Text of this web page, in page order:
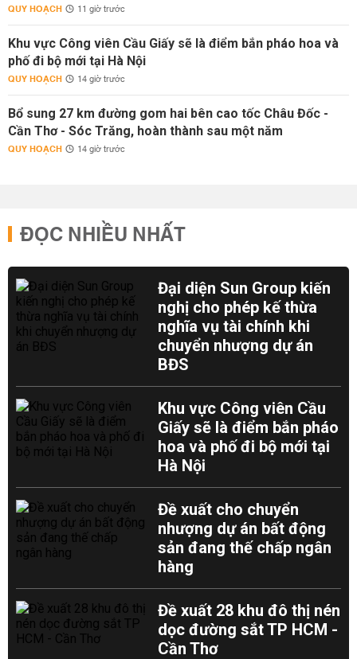
QUY HOẠCH 11 giờ trước
Khu vực Công viên Cầu Giấy sẽ là điểm bắn pháo hoa và
phố đi bộ mới tại Hà Nội
QUY HOẠCH 14 giờ trước
Bổ sung 27 km đường gom hai bên cao tốc Châu Đốc -
Cần Thơ - Sóc Trăng, hoàn thành sau một năm
QUY HOẠCH 14 giờ trước
ĐỌC NHIỀU NHẤT
Đại diện Sun Group kiến
nghị cho phép kế thừa
nghĩa vụ tài chính khi
chuyển nhượng dự án
BĐS
Khu vực Công viên Cầu
Giấy sẽ là điểm bắn pháo
hoa và phố đi bộ mới tại
Hà Nội
Đề xuất cho chuyển
nhượng dự án bất động
sản đang thế chấp ngân
hàng
Đề xuất 28 khu đô thị nén
dọc đường sắt TP HCM -
Cần Thơ